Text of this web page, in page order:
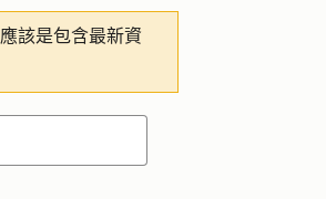
該是包含最新資